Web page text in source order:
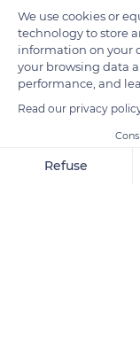
READ MORE
We use cookies or
technology to store
information on your
your browsing data
performance, and
Read our privacy
Refuse